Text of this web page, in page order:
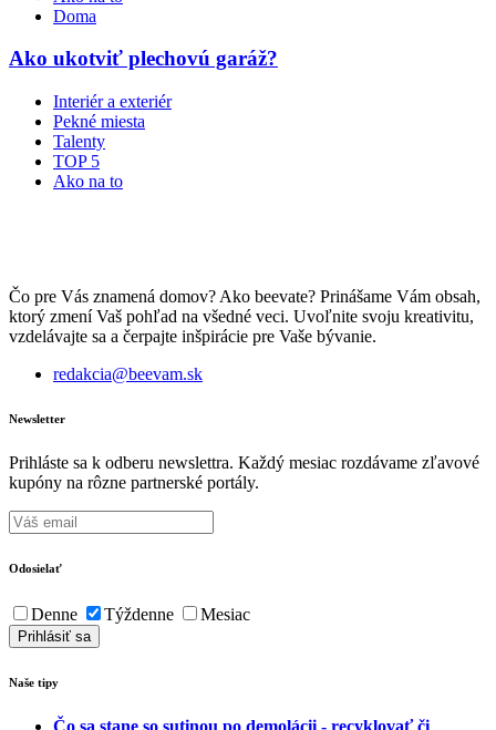
Doma
Ako ukotviť plechovú garáž?
Interiér a exteriér
Pekné miesta
Talenty
TOP 5
Ako na to
Čo pre Vás znamená domov? Ako beevate? Prinášame Vám obsah,
ktorý zmení Vaš pohľad na všedné veci. Uvoľnite svoju kreativitu,
vzdelávajte sa a čerpajte inšpirácie pre Vaše bývanie.
redakcia@beevam.sk
Newsletter
Prihláste sa k odberu newslettra. Každý mesiac rozdávame zľavové
kupóny na rôzne partnerské portály.
Odosielať
Denne Týždenne Mesiac
Naše tipy
Čo sa stane so sutinou po demolácii - recyklovať či